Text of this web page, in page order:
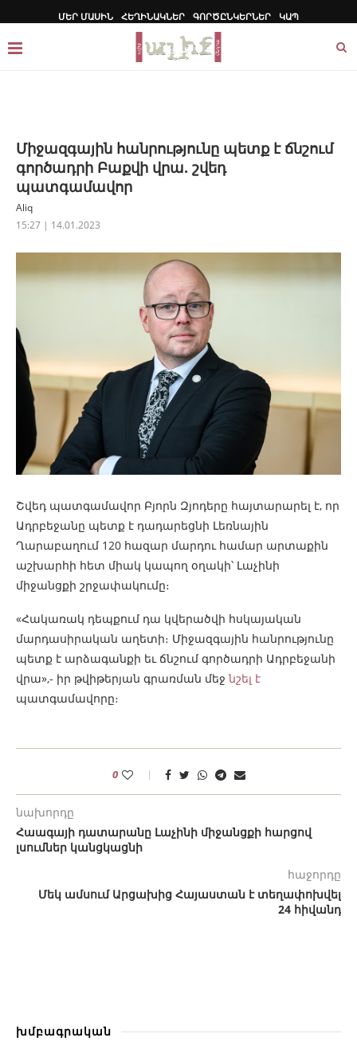
ՄԵՐ ՄԱՍԻՆ ՀԵՂԻՆԱԿՆԵՐ ԳՈՐԾԸՆԿԵՐՆԵՐ ԿԱՊ
Միջազգային հանրությունը պետք է ճնշում
գործադրի Բաքվի վրա. շվեդ
պատգամավոր
Aliq
15:27 | 14.01.2023
Շվեդ պատգամավոր Բյորն Զյոդերը հայտարարել է, որ
Ադրբեջանը պետք է դադարեցնի Լեռնային
Ղարաբաղում 120 հազար մարդու համար արտաքին
աշխարհի հետ միակ կապող օղակի՝ Լաչինի
միջանցքի շրջափակումը։
«Հակառակ դեպքում դա կվերածվի հսկայական
մարդասիրական աղետի։ Միջազգային հանրությունը
պետք է արձագանքի եւ ճնշում գործադրի Ադրբեջանի
վրա»,- իր թվիթերյան գրառման մեջնշել է
պատգամավորը։
0
նախորդը
Հաագայի դատարանը Լաչինի միջանցքի հարցով
լսումներ կանցկացնի
հաջորդը
Մեկ ամսում Արցախից Հայաստան է տեղափոխվել
24 հիվանդ
խմբագրական